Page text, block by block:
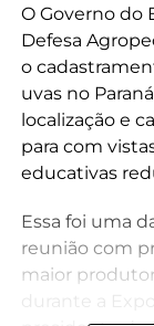
O Governo do
Defesa
o
uvas no
localização e
para com
educativas
Essa foi uma
reunião com
maior